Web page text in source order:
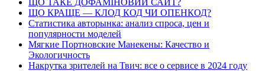
ЩО КРАЩЕ — КЛОД КОД ЧИ ОПЕНКОД?
Статистика авторынка: анализ спроса, цен и
популярности моделей
Мягкие Портновские Манекены: Качество и
Экологичность
Накрутка зрителей на Твич: все о сервисе в 2024 году